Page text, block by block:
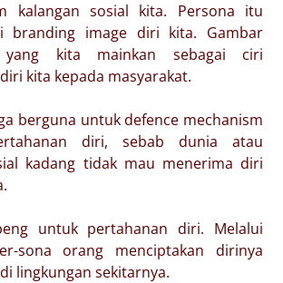
kalangan sosial kita. Persona itu
branding image diri kita. Gambar
kita mainkan sebagai ciri
kita kepada masyarakat.
berguna untuk defence mechanism
diri, sebab dunia atau
kadang tidak mau menerima diri
untuk pertahanan diri. Melalui
sona orang menciptakan dirinya
lingkungan sekitarnya.